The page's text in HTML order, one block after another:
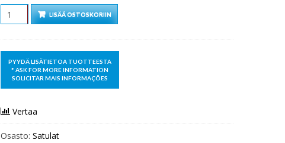
Määrä LISÄÄ OSTOSKORIIN
Vertaa
Osasto: Satulat